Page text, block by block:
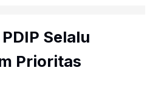
Selalu
Prioritas